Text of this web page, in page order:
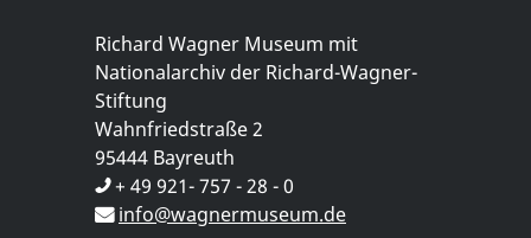
Richard Wagner Museum mit
Nationalarchiv der Richard-Wagner-
Stiftung
Wahnfriedstraße 2
95444 Bayreuth
+ 49 921- 757 - 28 - 0
info@wagnermuseum.de